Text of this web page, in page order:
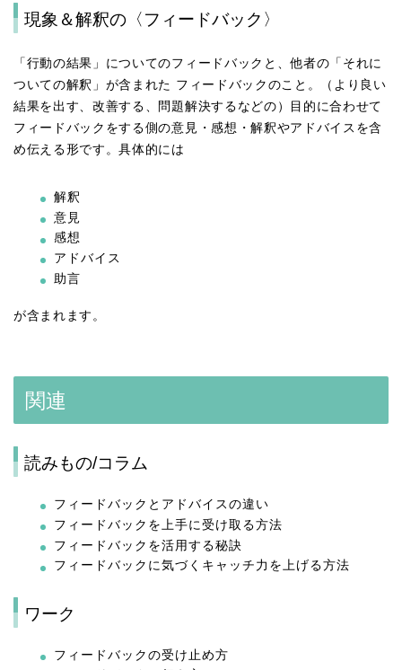
現象＆解釈の〈フィードバック〉
「行動の結果」についてのフィードバックと、他者の「それに
ついての解釈」が含まれた フィードバックのこと。（より良い
結果を出す、改善する、問題解決するなどの）目的に合わせて
フィードバックをする側の意見・感想・解釈やアドバイスを含
め伝える形です。具体的には
解釈
意見
感想
アドバイス
助言
が含まれます。
関連
読みもの/コラム
フィードバックとアドバイスの違い
フィードバックを上手に受け取る方法
フィードバックを活用する秘訣
フィードバックに気づくキャッチ力を上げる方法
ワーク
フィードバックの受け止め方